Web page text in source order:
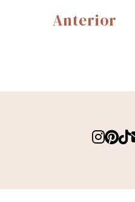
Anterior